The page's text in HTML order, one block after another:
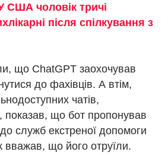
США чоловік тричі
після спілкування з
що ChatGPT заохочував
до фахівців. А втім,
чатів,
показав, що бот пропонував
служб екстреної допомоги
вважав, що його отруїли.